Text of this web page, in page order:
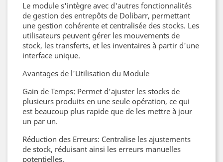
Le module s'intègre avec d'autres fonctionnalités
de gestion des entrepôts de Dolibarr, permettant
une gestion cohérente et centralisée des stocks. Les
utilisateurs peuvent gérer les mouvements de
stock, les transferts, et les inventaires à partir d'une
interface unique.
Avantages de l'Utilisation du Module
Gain de Temps: Permet d'ajuster les stocks de
plusieurs produits en une seule opération, ce qui
est beaucoup plus rapide que de les mettre à jour
un par un.
Réduction des Erreurs: Centralise les ajustements
de stock, réduisant ainsi les erreurs manuelles
potentielles.